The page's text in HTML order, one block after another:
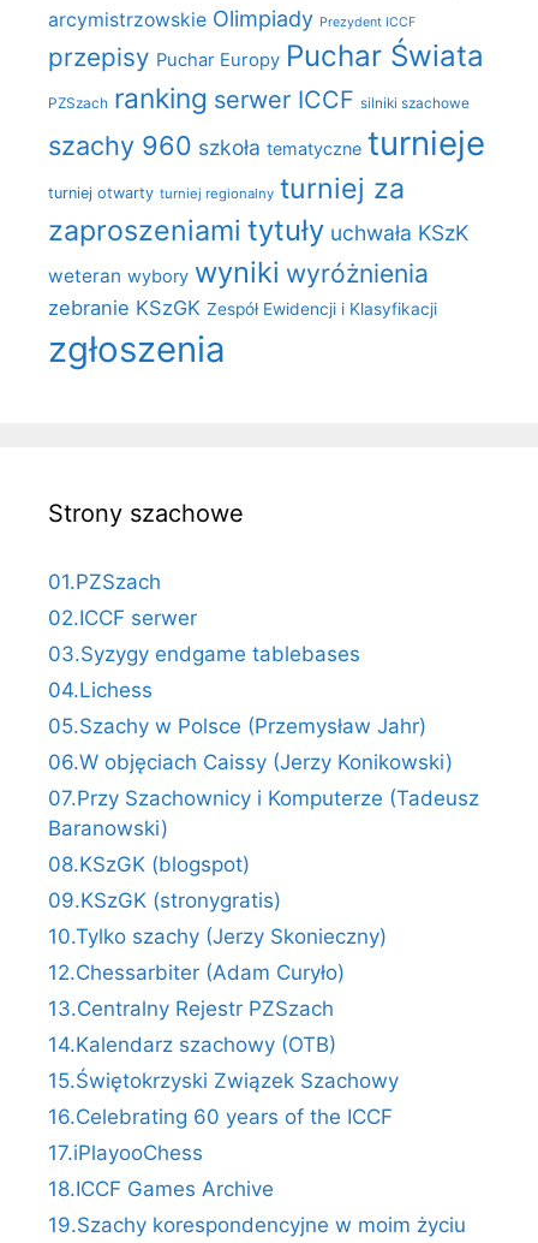
arcymistrzowskie Olimpiady Prezydent ICCF
przepisy Puchar Europy Puchar Świata
PZSzach ranking serwer ICCF silniki szachowe
szachy 960 szkoła tematyczne turnieje
turniej otwarty turniej regionalny turniej za
zaproszeniami tytuły uchwała KSzK
weteran wybory wyniki wyróżnienia
zebranie KSzGK Zespół Ewidencji i Klasyfikacji
zgłoszenia
Strony szachowe
01.PZSzach
02.ICCF serwer
03.Syzygy endgame tablebases
04.Lichess
05.Szachy w Polsce (Przemysław Jahr)
06.W objęciach Caissy (Jerzy Konikowski)
07.Przy Szachownicy i Komputerze (Tadeusz
Baranowski)
08.KSzGK (blogspot)
09.KSzGK (stronygratis)
10.Tylko szachy (Jerzy Skonieczny)
12.Chessarbiter (Adam Curyło)
13.Centralny Rejestr PZSzach
14.Kalendarz szachowy (OTB)
15.Świętokrzyski Związek Szachowy
16.Celebrating 60 years of the ICCF
17.iPlayooChess
18.ICCF Games Archive
19.Szachy korespondencyjne w moim życiu